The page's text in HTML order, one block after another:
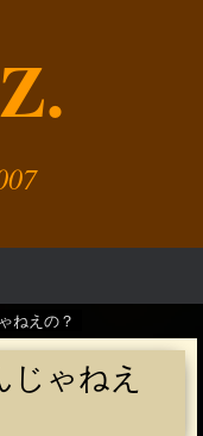
ねえの？
ゃねえ